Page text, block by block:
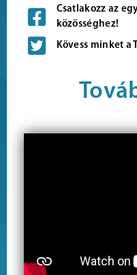
Csatlakozz az
közösséghez!
Kövess minket a